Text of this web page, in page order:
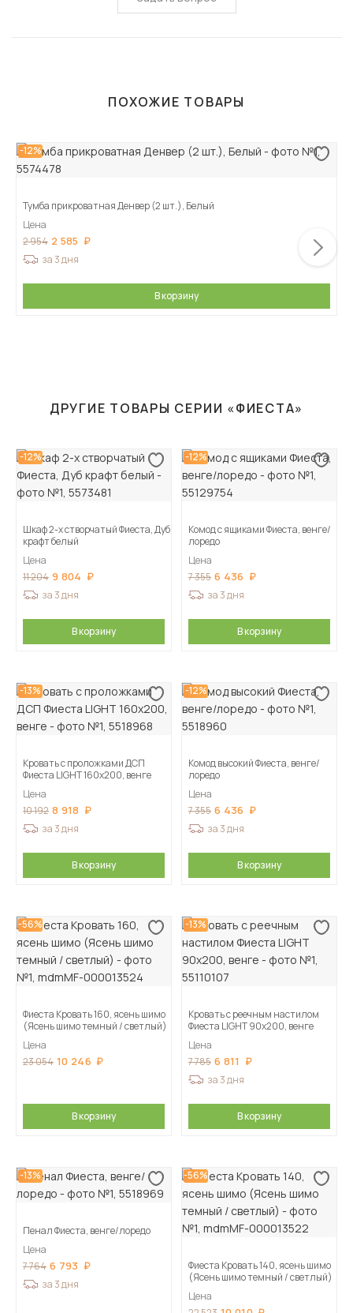
ПОХОЖИЕ ТОВАРЫ
-12%
Тумба прикроватная Денвер (2 шт.), Белый
Цена
2 954 2 585
за 3 дня
В корзину
ДРУГИЕ ТОВАРЫ СЕРИИ «ФИЕСТА»
-12%
Шкаф 2-х створчатый Фиеста, Дуб
крафт белый
Цена
11 204 9 804
за 3 дня
В корзину
-12%
Комод с ящиками Фиеста, венге/
лоредо
Цена
7 355 6 436
за 3 дня
В корзину
-13%
Кровать с проложками ДСП
Фиеста LIGHT 160х200, венге
Цена
10 192 8 918
за 3 дня
В корзину
-12%
Комод высокий Фиеста, венге/
лоредо
Цена
7 355 6 436
за 3 дня
В корзину
-56%
Фиеста Кровать 160, ясень шимо
(Ясень шимо темный / светлый)
Цена
23 054 10 246
В корзину
-13%
Кровать с реечным настилом
Фиеста LIGHT 90х200, венге
Цена
7 785 6 811
за 3 дня
В корзину
-13%
Пенал Фиеста, венге/лоредо
Цена
7 764 6 793
за 3 дня
-56%
Фиеста Кровать 140, ясень шимо
(Ясень шимо темный / светлый)
Цена